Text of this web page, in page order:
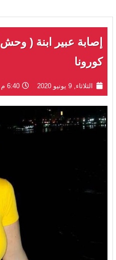
إصابة عبير ابنة (
كورونا
الثلاثاء, 9 يونيو 2020 6:40 م